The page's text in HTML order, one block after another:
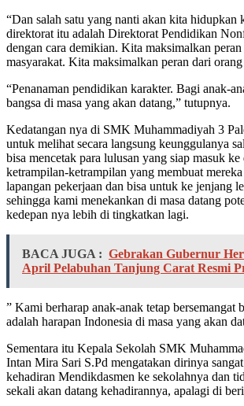
“Dan salah satu yang nanti akan kita hidupkan
direktorat itu adalah Direktorat Pendidikan
dengan cara demikian. Kita maksimalkan peran
masyarakat. Kita maksimalkan peran dari
“Penanaman pendidikan karakter. Bagi anak-
bangsa di masa yang akan datang,” tutupnya.
Kedatangan nya di SMK Muhammadiyah 3
untuk melihat secara langsung keunggulanya
bisa mencetak para lulusan yang siap masuk ke
ketrampilan-ketrampilan yang membuat
lapangan pekerjaan dan bisa untuk ke jenjang
sehingga kami menekankan di masa datang
kedepan nya lebih di tingkatkan lagi.
BACA JUGA : Gebrakan Gubernur
April Pelabuhan Tanjung Carat Resmi
” Kami berharap anak-anak tetap bersemangat
adalah harapan Indonesia di masa yang akan
Sementara itu Kepala Sekolah SMK
Intan Mira Sari S.Pd mengatakan dirinya
kehadiran Mendikdasmen ke sekolahnya dan
sekali akan datang kehadirannya, apalagi di